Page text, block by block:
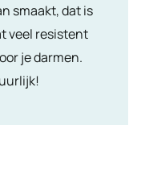
smaakt, dat is
veel resistent
je darmen.